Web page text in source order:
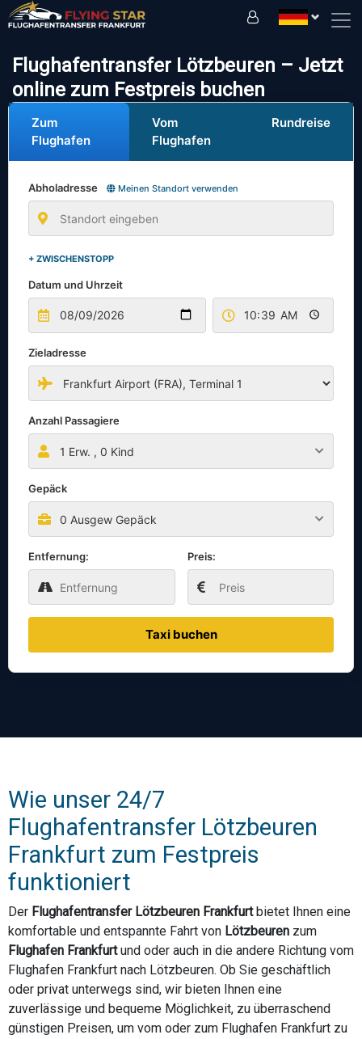
Flughafentransfer Lötzbeuren – Jetzt
online zum Festpreis buchen
Zum
Flughafen
Vom
Flughafen
Rundreise
Abholadresse Meinen Standort verwenden
+ ZWISCHENSTOPP
Datum und Uhrzeit
Zieladresse
Anzahl Passagiere
1 Erw. , 0 Kind
Gepäck
0 Ausgew Gepäck
Entfernung: Preis:
Taxi buchen
Wie unser 24/7
Flughafentransfer Lötzbeuren
Frankfurt zum Festpreis
funktioniert
Der Flughafentransfer Lötzbeuren Frankfurtbietet Ihnen eine
komfortable und entspannte Fahrt von Lötzbeuren zum
Flughafen Frankfurtund oder auch in die andere Richtung vom
Flughafen Frankfurt nach Lötzbeuren. Ob Sie geschäftlich
oder privat unterwegs sind, wir bieten Ihnen eine
zuverlässige und bequeme Möglichkeit, zu überraschend
günstigen Preisen, um vom oder zum Flughafen Frankfurt zu